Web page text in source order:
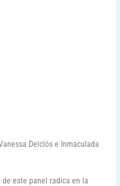
Delclós e Inmaculada
este panel radica en la